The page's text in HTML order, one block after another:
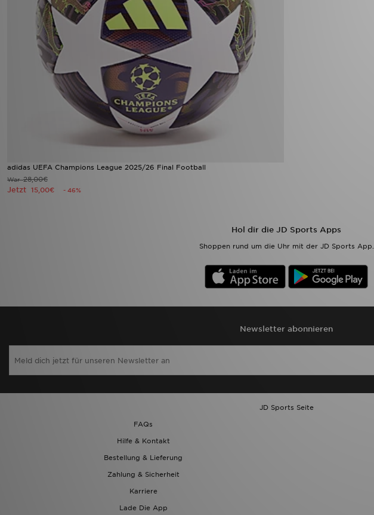
adidas UEFA Champions League 2025/26 Final Football
War28,00€
Jetzt 15,00€ - 46%
Hol dir die JD Sports Apps
Shoppen rund um die Uhr mit der JD Sports App.
Newsletter abonnieren
JD Sports Seite
FAQs
Hilfe & Kontakt
Bestellung & Lieferung
Zahlung & Sicherheit
Karriere
Lade Die App